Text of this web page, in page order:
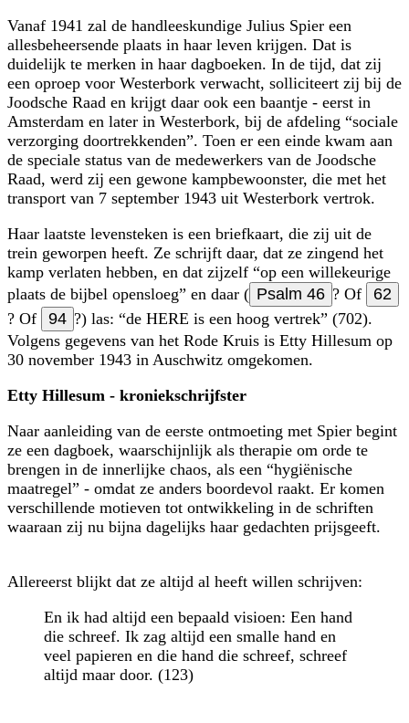
Vanaf 1941 zal de handleeskundige Julius Spier een
allesbeheersende plaats in haar leven krijgen. Dat is
duidelijk te merken in haar dagboeken. In de tijd, dat zij
een oproep voor Westerbork verwacht, solliciteert zij bij de
Joodsche Raad en krijgt daar ook een baantje - eerst in
Amsterdam en later in Westerbork, bij de afdeling
sociale
verzorging doortrekkenden . Toen er een einde kwam aan
de speciale status van de medewerkers van de Joodsche
Raad, werd zij een gewone kampbewoonster, die met het
transport van 7 september 1943 uit Westerbork vertrok.
Haar laatste levensteken is een briefkaart, die zij uit de
trein geworpen heeft. Ze schrijft daar, dat ze zingend het
kamp verlaten hebben, en dat zijzelf
op een willekeurige
plaats de bijbel opensloeg
en daar ( Psalm 46 ? Of
62
? Of
94 ?) las: de HERE is een hoog vertrek
(702).
Volgens gegevens van het Rode Kruis is Etty Hillesum op
30 november 1943 in Auschwitz omgekomen.
Etty Hillesum - kroniekschrijfster
Naar aanleiding van de eerste ontmoeting met Spier begint
ze een dagboek, waarschijnlijk als therapie om orde te
brengen in de innerlijke chaos, als een
hygiënische
maatregel
- omdat ze anders boordevol raakt. Er komen
verschillende motieven tot ontwikkeling in de schriften
waaraan zij nu bijna dagelijks haar gedachten prijsgeeft.
Allereerst blijkt dat ze altijd al heeft willen schrijven:
En ik had altijd een bepaald visioen: Een hand
die schreef. Ik zag altijd een smalle hand en
veel papieren en die hand die schreef, schreef
altijd maar door. (123)